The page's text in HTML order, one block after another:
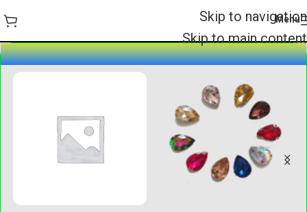
Skip to navigation
Skip to main content
Menu